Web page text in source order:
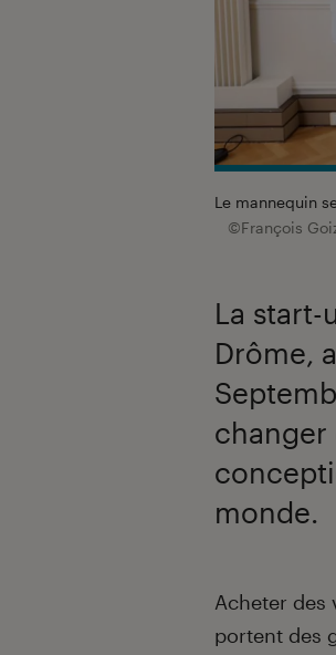
Le mannequin
©François
La start-
Drôme,
changer
monde.
Acheter des
portent des